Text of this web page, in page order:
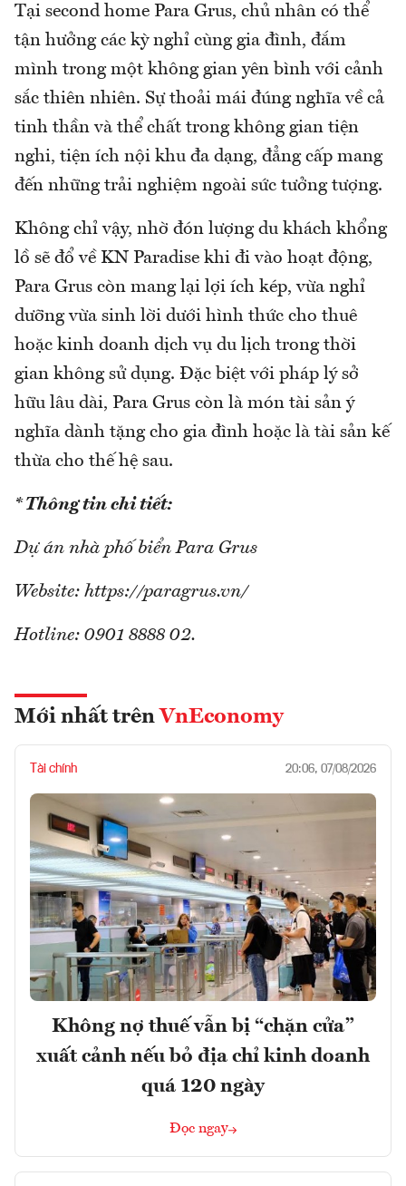
Tại second home Para Grus, chủ nhân có thể
tận hưởng các kỳ nghỉ cùng gia đình, đắm
mình trong một không gian yên bình với cảnh
sắc thiên nhiên. Sự thoải mái đúng nghĩa về cả
tinh thần và thể chất trong không gian tiện
nghi, tiện ích nội khu đa dạng, đẳng cấp mang
đến những trải nghiệm ngoài sức tưởng tượng.
Không chỉ vậy, nhờ đón lượng du khách khổng
lồ sẽ đổ về KN Paradise khi đi vào hoạt động,
Para Grus còn mang lại lợi ích kép, vừa nghỉ
dưỡng vừa sinh lời dưới hình thức cho thuê
hoặc kinh doanh dịch vụ du lịch trong thời
gian không sử dụng. Đặc biệt với pháp lý sở
hữu lâu dài, Para Grus còn là món tài sản ý
nghĩa dành tặng cho gia đình hoặc là tài sản kế
thừa cho thế hệ sau.
* Thông tin chi tiết:
Dự án nhà phố biển Para Grus
Website: https://paragrus.vn/
Hotline: 0901 8888 02.
Mới nhất trên VnEconomy
Tài chính 20:06, 07/08/2026
Không nợ thuế vẫn bị “chặn cửa”
xuất cảnh nếu bỏ địa chỉ kinh doanh
quá 120 ngày
Đọc ngay